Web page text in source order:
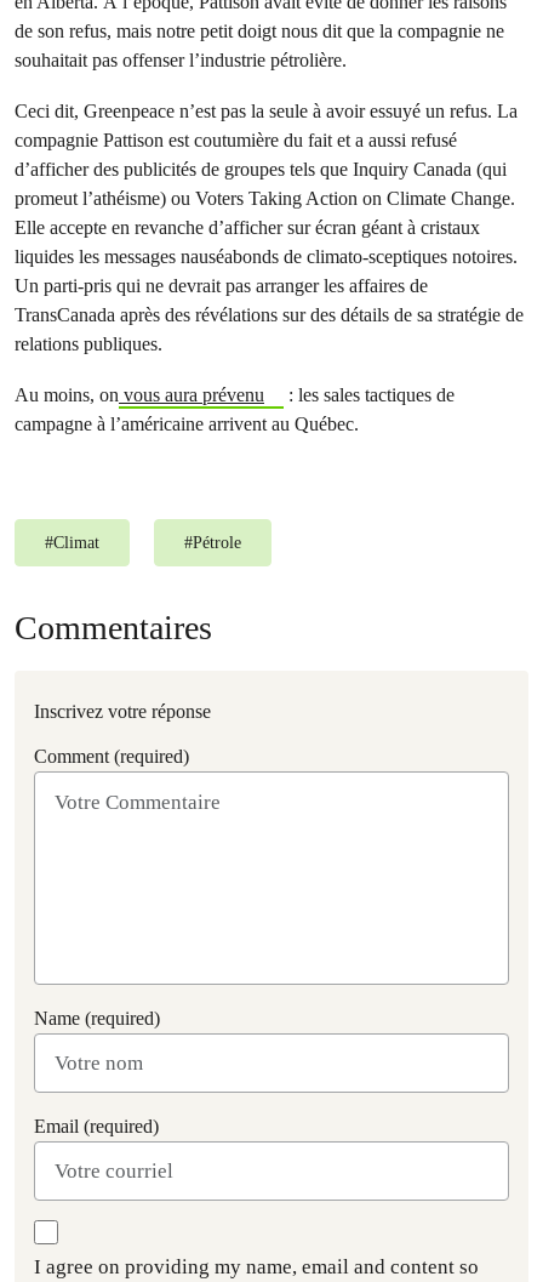
de son refus, mais notre petit doigt nous dit que la compagnie ne
souhaitait pas offenser l’industrie pétrolière.
Ceci dit, Greenpeace n’est pas la seule à avoir essuyé un refus. La
compagnie Pattison est coutumière du fait et a aussi refusé
d’afficher des publicités de groupes tels que Inquiry Canada (qui
promeut l’athéisme) ou Voters Taking Action on Climate Change.
Elle accepte en revanche d’afficher sur écran géant à cristaux
liquides les messages nauséabonds de climato-sceptiques notoires.
Un parti-pris qui ne devrait pas arranger les affaires de
TransCanada après des révélations sur des détails de sa stratégie de
relations publiques.
Au moins, on vous aura prévenu
: les sales tactiques de
campagne à l’américaine arrivent au Québec.
#Climat #Pétrole
Commentaires
Inscrivez votre réponse
Comment (required)
Name (required)
Email (required)
I agree on providing my name, email and content so